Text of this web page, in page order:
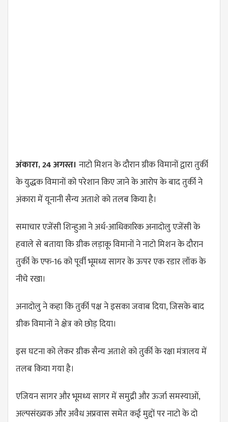
अंकारा, 24 अगस्त। नाटो मिशन के दौरान ग्रीक विमानों द्वारा तुर्की
के युद्धक विमानों को परेशान किए जाने के आरोप के बाद तुर्की ने
अंकारा में यूनानी सैन्य अताशे को तलब किया है।
समाचार एजेंसी शिन्हुआ ने अर्ध-आधिकारिक अनादोलु एजेंसी के
हवाले से बताया कि ग्रीक लड़ाकू विमानों ने नाटो मिशन के दौरान
तुर्की के एफ-16 को पूर्वी भूमध्य सागर के ऊपर एक रडार लॉक के
नीचे रखा।
अनादोलु ने कहा कि तुर्की पक्ष ने इसका जवाब दिया, जिसके बाद
ग्रीक विमानों ने क्षेत्र को छोड़ दिया।
इस घटना को लेकर ग्रीक सैन्य अताशे को तुर्की के रक्षा मंत्रालय में
तलब किया गया है।
एजियन सागर और भूमध्य सागर में समुद्री और ऊर्जा समस्याओं,
अल्पसंख्यक और अवैध अप्रवास समेत कई मुद्दों पर नाटो के दो